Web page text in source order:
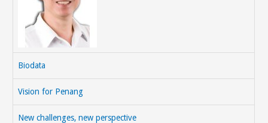
Biodata
Vision for Penang
New challenges, new perspective